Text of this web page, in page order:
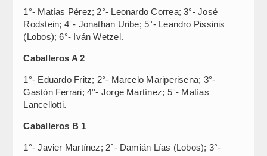
1°- Matías Pérez; 2°- Leonardo Correa; 3°- José
Rodstein; 4°- Jonathan Uribe; 5°- Leandro Pissinis
(Lobos); 6°- Iván Wetzel.
Caballeros A 2
1°- Eduardo Fritz; 2°- Marcelo Mariperisena; 3°-
Gastón Ferrari; 4°- Jorge Martínez; 5°- Matías
Lancellotti.
Caballeros B 1
1°- Javier Martínez; 2°- Damián Lías (Lobos); 3°-